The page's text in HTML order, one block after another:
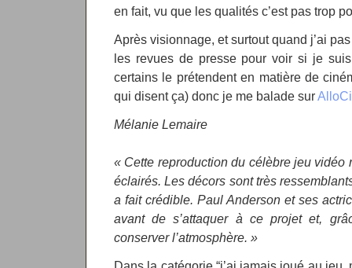
en fait, vu que les qualités c’est pas trop
Après visionnage, et surtout quand j’ai
les revues de presse pour voir si je
certains le prétendent en matière de
qui disent ça) donc je me balade sur
Mélanie Lemaire
« Cette reproduction du célèbre jeu vidéo
éclairés. Les décors sont très
a fait crédible. Paul Anderson et ses
avant de s’attaquer à ce projet et,
conserver l’atmosphère. »